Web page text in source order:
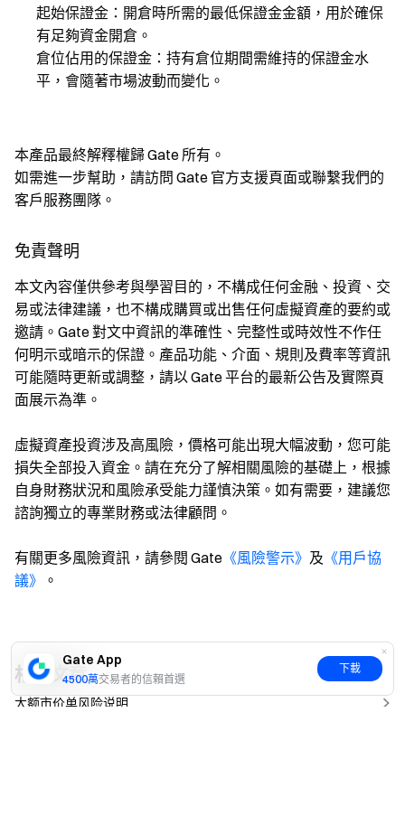
Gate App
4500萬交易者的信賴首選
下載
起始保證金：開倉時所需的最低保證金金額，用於確保
有足夠資金開倉。
倉位佔用的保證金：持有倉位期間需維持的保證金水
平，會隨著市場波動而變化。
本產品最終解釋權歸 Gate 所有。
如需進一步幫助，請訪問 Gate 官方支援頁面或聯繫我們的
客戶服務團隊。
免責聲明
本文內容僅供參考與學習目的，不構成任何金融、投資、交
易或法律建議，也不構成購買或出售任何虛擬資產的要約或
邀請。Gate 對文中資訊的準確性、完整性或時效性不作任
何明示或暗示的保證。產品功能、介面、規則及費率等資訊
可能隨時更新或調整，請以 Gate 平台的最新公告及實際頁
面展示為準。
虛擬資產投資涉及高風險，價格可能出現大幅波動，您可能
損失全部投入資金。請在充分了解相關風險的基礎上，根據
自身財務狀況和風險承受能力謹慎決策。如有需要，建議您
諮詢獨立的專業財務或法律顧問。
有關更多風險資訊，請參閱 Gate 《風險警示》 及 《用戶協
議》
。
相關文章
大额市价单风险说明